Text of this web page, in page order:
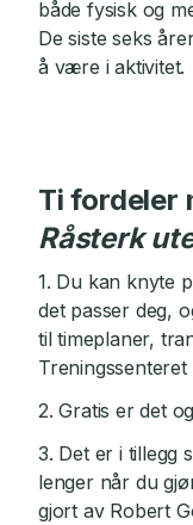
både fysisk og
De siste seks
å være i aktivitet.
Ti fordeler
Råsterk
1. Du kan knyte
det passer deg,
til timeplaner,
2. Gratis er det
3. Det er i tillegg
lenger når du
gjort av Robert